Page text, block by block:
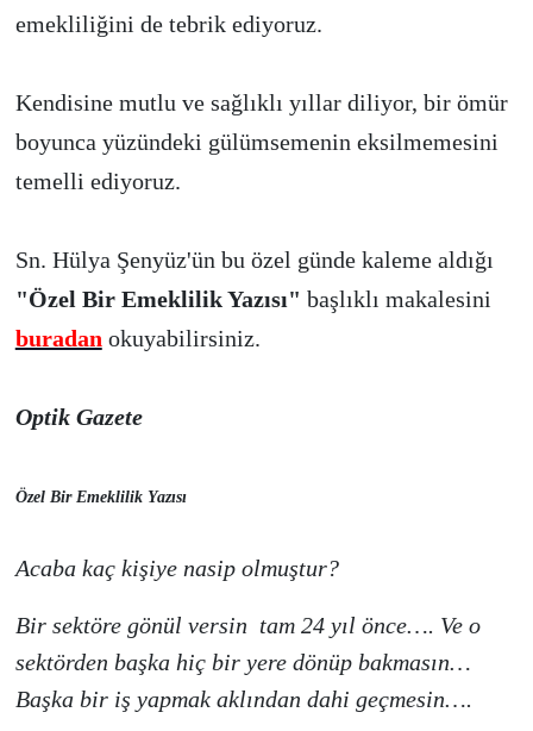
emekliliğini de tebrik ediyoruz.
Kendisine mutlu ve sağlıklı yıllar diliyor, bir ömür
boyunca yüzündeki gülümsemenin eksilmemesini
temelli ediyoruz.
Sn. Hülya Şenyüz'ün bu özel günde kaleme aldığı
"Özel Bir Emeklilik Yazısı" başlıklı makalesini
buradan okuyabilirsiniz.
Optik Gazete
Özel Bir Emeklilik Yazısı
Acaba kaç kişiye nasip olmuştur?
Bir sektöre gönül versin tam 24 yıl önce…. Ve o
sektörden başka hiç bir yere dönüp bakmasın…
Başka bir iş yapmak aklından dahi geçmesin….